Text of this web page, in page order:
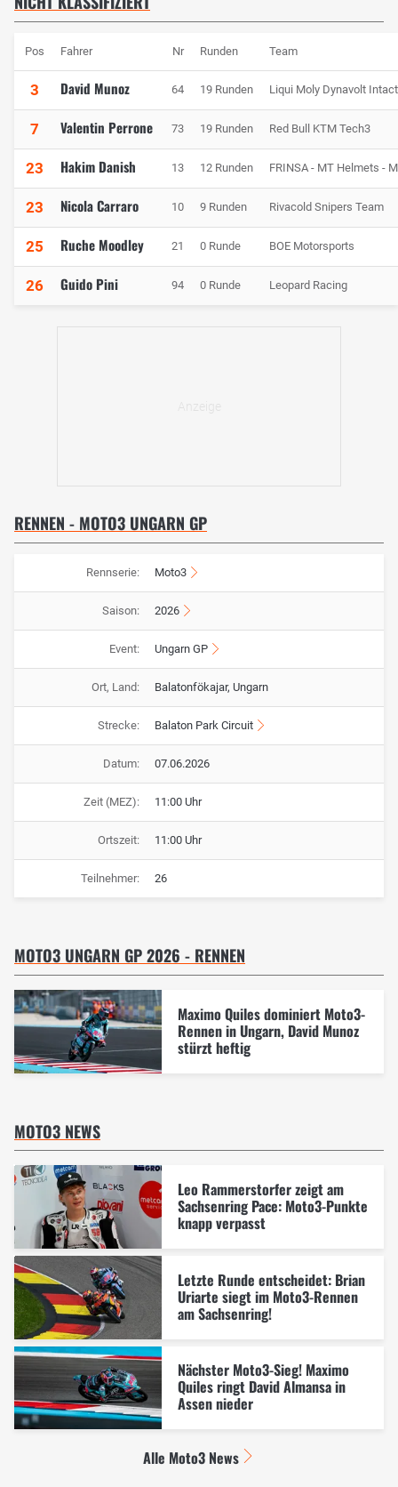
Pos Fahrer Nr Runden Team
3 David Munoz 64 19 Runden Liqui Moly Dynavolt
7 Valentin Perrone 73 19 Runden Red Bull KTM Tech3
23 Hakim Danish 13 12 Runden FRINSA - MT Helmets -
23 Nicola Carraro 10 9 Runden Rivacold Snipers Team
25 Ruche Moodley 21 0 Runde BOE Motorsports
26 Guido Pini 94 0 Runde Leopard Racing
RENNEN - MOTO3 UNGARN GP
Rennserie: Moto3
Saison: 2026
Event: Ungarn GP
Ort, Land: Balatonfökajar, Ungarn
Strecke: Balaton Park Circuit
Datum: 07.06.2026
Zeit (MEZ): 11:00 Uhr
Ortszeit: 11:00 Uhr
Teilnehmer: 26
MOTO3 UNGARN GP 2026 - RENNEN
Maximo Quiles dominiert Moto3-
Rennen in Ungarn, David Munoz
stürzt heftig
MOTO3 NEWS
Leo Rammerstorfer zeigt am
Sachsenring Pace: Moto3-Punkte
knapp verpasst
Letzte Runde entscheidet: Brian
Uriarte siegt im Moto3-Rennen
am Sachsenring!
Nächster Moto3-Sieg! Maximo
Quiles ringt David Almansa in
Assen nieder
Alle Moto3 News